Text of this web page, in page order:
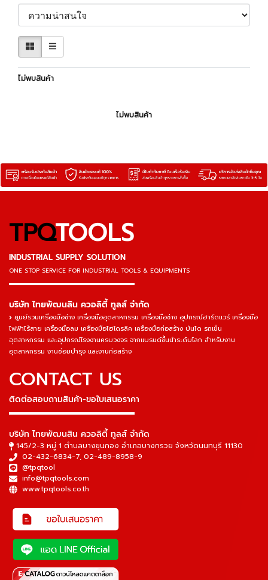
ไม่พบสินค้า
ไม่พบสินค้า
TPQTOOLS
INDUSTRIAL SUPPLY SOLUTION
ONE STOP SERVICE FOR INDUSTRIAL TOOLS & EQUIPMENTS
▬▬▬▬▬▬▬▬▬▬▬▬▬▬▬
บริษัท ไทยพัฒนสิน ควอลิตี้ ทูลส์ จำกัด
ศูนย์รวมเครื่องมือช่าง เครื่องมืออุตสาหกรรม เครื่องมือช่าง อุปกรณ์ฮาร์ดแวร์ เครื่องมือ
ไฟฟ้าไร้สาย เครื่องมือลม เครื่องมือไฮโดรลิค เครื่องมือก่อสร้าง บันได รถเข็น
อุตสาหกรรม และอุปกรณ์โรงงานครบวงจร จากแบรนด์ชั้นนำระดับโลก สำหรับงาน
อุตสาหกรรม งานซ่อมบำรุง และงานก่อสร้าง
CONTACT US
ติดต่อสอบถามสินค้า-ขอใบเสนอราคา
▬▬▬▬▬▬▬▬▬▬▬▬▬▬▬
บริษัท ไทยพัฒนสิน ควอลิตี้ ทูลส์ จำกัด
145/2-3 หมู่ 1 ตำบลบางขุนกอง อำเภอบางกรวย จังหวัดนนทบุรี 11130
02-432-6834-7, 02-489-8958-9
@tpqtool
info@tpqtools.com
www.tpqtools.co.th